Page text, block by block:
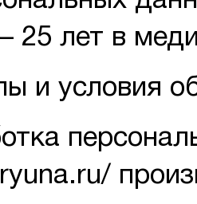
25 лет в
и условия